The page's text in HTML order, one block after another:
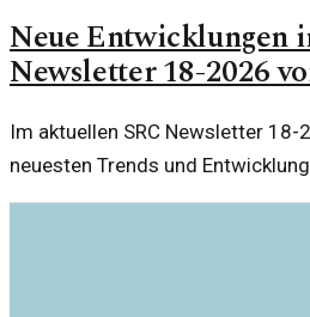
Neue Entwicklungen
Newsletter 18-2026
Im aktuellen SRC Newsletter
neuesten Trends und
vorgestellt. Verständlich und